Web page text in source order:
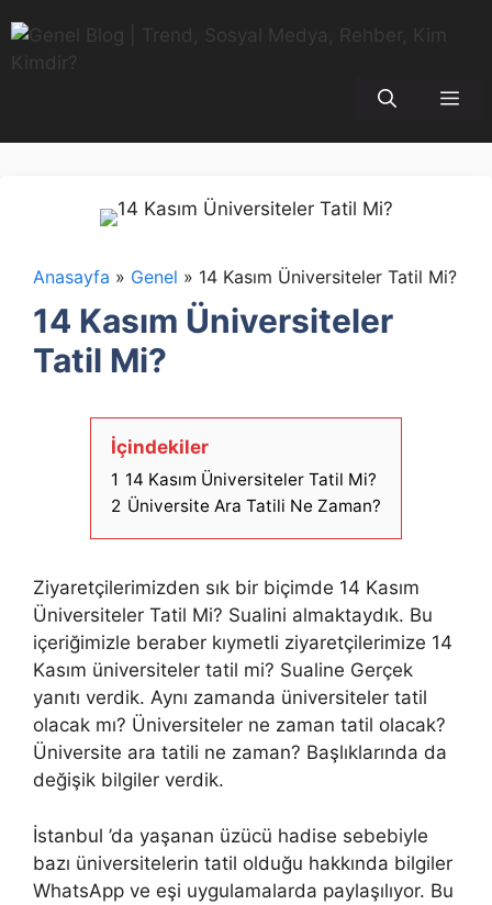
atla
Anasayfa » Genel » 14 Kasım Üniversiteler Tatil Mi?
14 Kasım Üniversiteler
Tatil Mi?
İçindekiler
1 14 Kasım Üniversiteler Tatil Mi?
2 Üniversite Ara Tatili Ne Zaman?
Ziyaretçilerimizden sık bir biçimde 14 Kasım
Üniversiteler Tatil Mi? Sualini almaktaydık. Bu
içeriğimizle beraber kıymetli ziyaretçilerimize 14
Kasım üniversiteler tatil mi? Sualine Gerçek
yanıtı verdik. Aynı zamanda üniversiteler tatil
olacak mı? Üniversiteler ne zaman tatil olacak?
Üniversite ara tatili ne zaman? Başlıklarında da
değişik bilgiler verdik.
İstanbul ’da yaşanan üzücü hadise sebebiyle
bazı üniversitelerin tatil olduğu hakkında bilgiler
WhatsApp ve eşi uygulamalarda paylaşılıyor. Bu